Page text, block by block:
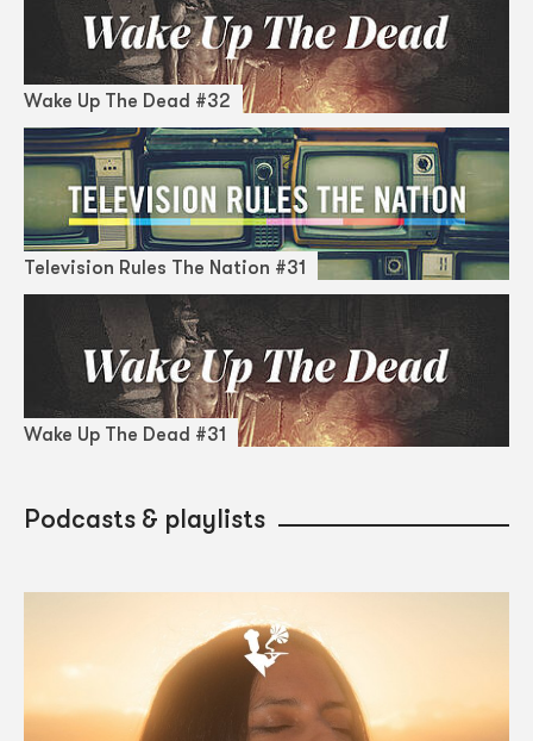
Wake Up The Dead #32
Television Rules The Nation #31
Wake Up The Dead #31
Podcasts & playlists